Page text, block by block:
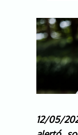
Image
12/05/